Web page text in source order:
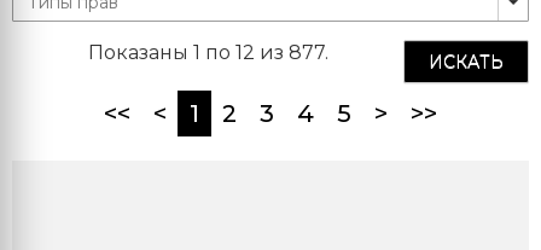
ИСКАТЬ
Показаны 1 по 12 из 877.
<< < 1 (current)
2 3 4 5 > >>